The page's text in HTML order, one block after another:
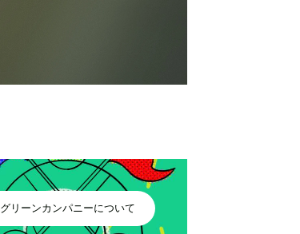
グリーンカンパニーについて